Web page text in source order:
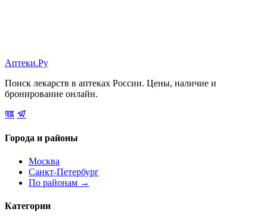
Аптеки.Ру
Поиск лекарств в аптеках России. Цены, наличие и
бронирование онлайн.
Города и районы
Москва
Санкт-Петербург
По районам →
Категории